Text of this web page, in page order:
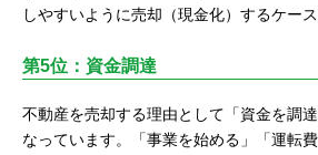
しやすいように売却（現金化）するケー
第5位：資金調達
不動産を売却する理由として「資金を調
なっています。「事業を始める」「運転